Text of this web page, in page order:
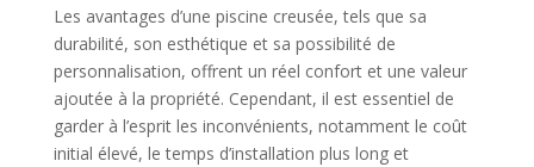
Les avantages d’une piscine creusée, tels que sa
durabilité, son esthétique et sa possibilité de
personnalisation, offrent un réel confort et une valeur
ajoutée à la propriété. Cependant, il est essentiel de
garder à l’esprit les inconvénients, notamment le coût
initial élevé, le temps d’installation plus long et